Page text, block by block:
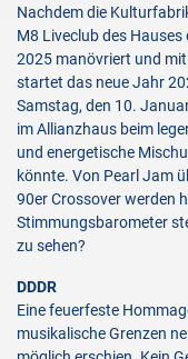
Nachdem die
M8 Liveclub des
2025 manövriert und
startet das neue Jahr
Samstag, den 10.
im Allianzhaus beim
und energetische
könnte. Von Pearl Jam
90er Crossover werden
Stimmungsbarometer
zu sehen?
DDDR
Eine feuerfeste
musikalische Grenzen